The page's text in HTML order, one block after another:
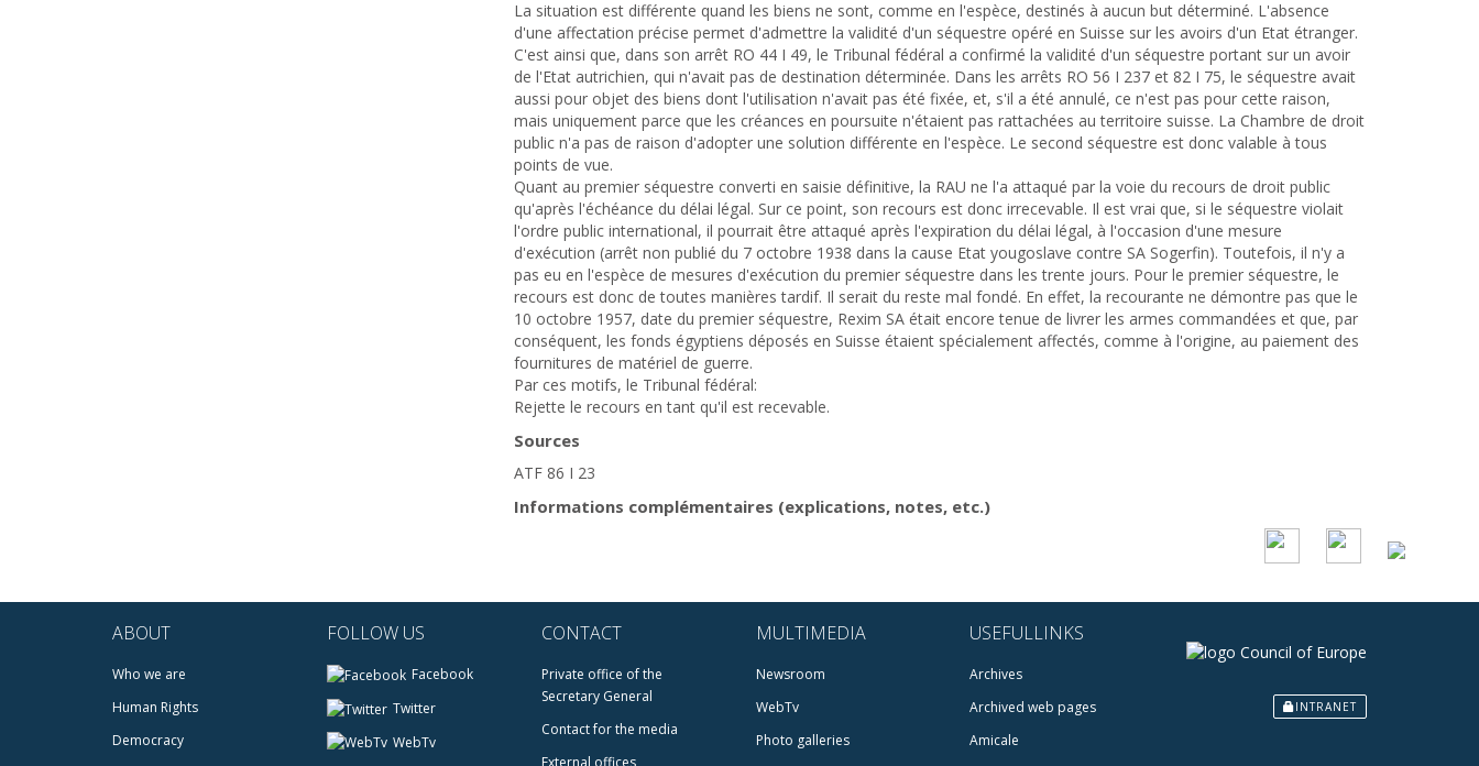
La situation est différente quand les biens ne sont, comme en l'espèce, destinés à aucun but déterminé. L'absence
d'une affectation précise permet d'admettre la validité d'un séquestre opéré en Suisse sur les avoirs d'un Etat étranger.
C'est ainsi que, dans son arrêt RO 44 I 49, le Tribunal fédéral a confirmé la validité d'un séquestre portant sur un avoir
de l'Etat autrichien, qui n'avait pas de destination déterminée. Dans les arrêts RO 56 I 237 et 82 I 75, le séquestre avait
aussi pour objet des biens dont l'utilisation n'avait pas été fixée, et, s'il a été annulé, ce n'est pas pour cette raison,
mais uniquement parce que les créances en poursuite n'étaient pas rattachées au territoire suisse. La Chambre de droit
public n'a pas de raison d'adopter une solution différente en l'espèce. Le second séquestre est donc valable à tous
points de vue.
Quant au premier séquestre converti en saisie définitive, la RAU ne l'a attaqué par la voie du recours de droit public
qu'après l'échéance du délai légal. Sur ce point, son recours est donc irrecevable. Il est vrai que, si le séquestre violait
l'ordre public international, il pourrait être attaqué après l'expiration du délai légal, à l'occasion d'une mesure
d'exécution (arrêt non publié du 7 octobre 1938 dans la cause Etat yougoslave contre SA Sogerfin). Toutefois, il n'y a
pas eu en l'espèce de mesures d'exécution du premier séquestre dans les trente jours. Pour le premier séquestre, le
recours est donc de toutes manières tardif. Il serait du reste mal fondé. En effet, la recourante ne démontre pas que le
10 octobre 1957, date du premier séquestre, Rexim SA était encore tenue de livrer les armes commandées et que, par
conséquent, les fonds égyptiens déposés en Suisse étaient spécialement affectés, comme à l'origine, au paiement des
fournitures de matériel de guerre.
Par ces motifs, le Tribunal fédéral:
Rejette le recours en tant qu'il est recevable.
Sources
ATF 86 I 23
Informations complémentaires (explications, notes, etc.)
ABOUT
Who we are
Human Rights
Democracy
FOLLOW US
Facebook
Twitter
WebTv
CONTACT
Private office of the
Secretary General
Contact for the media
External offices
MULTIMEDIA
Newsroom
WebTv
Photo galleries
USEFULLINKS
Archives
Archived web pages
Amicale
INTRANET